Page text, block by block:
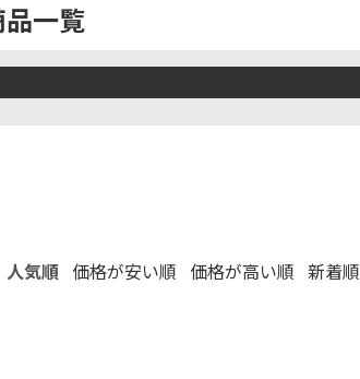
品一覧
人気順 価格が安い順 価格が高い順 新着順